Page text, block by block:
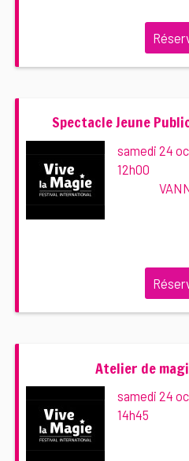
Spectacle Jeune
samedi 24
12h00
Atelier de
samedi 24
14h45